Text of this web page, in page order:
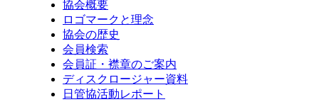
協会概要
ロゴマークと理念
協会の歴史
会員検索
会員証・襟章のご案内
ディスクロージャー資料
日管協活動レポート